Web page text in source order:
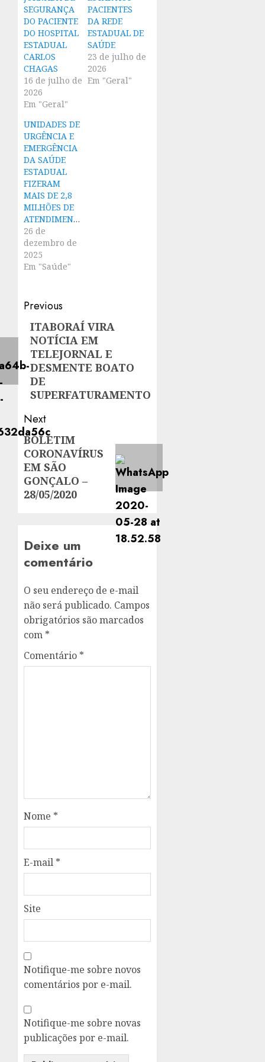
SEGURANÇA
DO PACIENTE
DO HOSPITAL
ESTADUAL
CARLOS
CHAGAS
16 de julho de
2026
Em "Geral"
PACIENTES
DA REDE
ESTADUAL DE
SAÚDE
23 de julho de
2026
Em "Geral"
UNIDADES DE
URGÊNCIA E
EMERGÊNCIA
DA SAÚDE
ESTADUAL
FIZERAM
MAIS DE 2,8
MILHÕES DE
ATENDIMENTOS
26 de
dezembro de
2025
Em "Saúde"
Post
navigation
Previous
Previous
post:
ITABORAÍ VIRA
NOTÍCIA EM
TELEJORNAL E
DESMENTE BOATO
DE
SUPERFATURAMENTO
Next
Next
post:
BOLETIM
CORONAVÍRUS
EM SÃO
GONÇALO –
28/05/2020
Deixe um
comentário
O seu endereço de e-mail
não será publicado. Campos
obrigatórios são marcados
com *
Comentário *
Nome *
E-mail *
Site
Notifique-me sobre novos
comentários por e-mail.
Notifique-me sobre novas
publicações por e-mail.